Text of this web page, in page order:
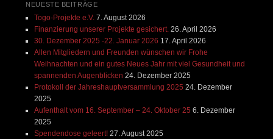
NEUESTE BEITRÄGE
Togo-Projekte e.V. 7. August 2026
Finanzierung unserer Projekte gesichert. 26. April 2026
30. Dezember 2025 -22. Januar 2026 17. April 2026
Allen Mitgliedern und Freunden wünschen wir Frohe
Weihnachten und ein gutes Neues Jahr mit viel Gesundheit und
spannenden Augenblicken 24. Dezember 2025
Protokoll der Jahreshauptversammlung 2025 24. Dezember
2025
Aufenthalt vom 16. September – 24. Oktober 25 6. Dezember
2025
Spendendose geleert! 27. August 2025